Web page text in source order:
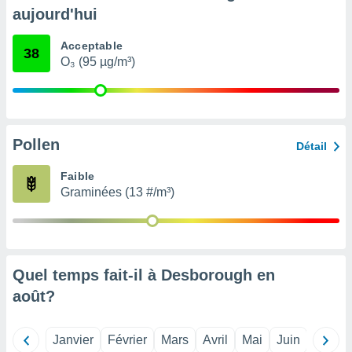
ou
de la
non
des
le
en
aujourd'hui
38 Acceptable
O₃ (95 µg/m³)
Pollen Détail
Faible
Graminées (13 #/m³)
Quel temps fait-il à Desborough en
août?
Janvier Février Mars Avril Mai Juin Juillet